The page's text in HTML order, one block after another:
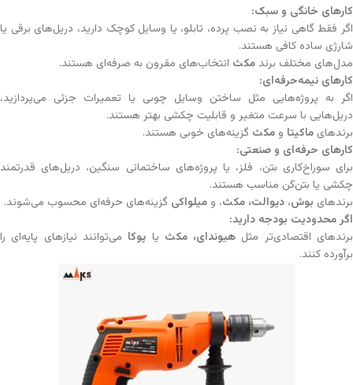
کارهای خانگی و سبک:
اگر فقط گاهی نیاز به نصب پرده، تابلو، یا وسایل کوچک دارید، دریل‌های برقی یا
شارژی ساده کافی هستند.
مدل‌های مختلف برند مکث انتخاب‌های مقرون به صرفه‌ای هستند.
کارهای نیمه‌حرفه‌ای:
اگر به پروژه‌هایی مثل ساختن وسایل چوبی یا تعمیرات جزئی می‌پردازید،
دریل‌هایی با سرعت متغیر و قابلیت چکشی بهتر هستند.
برندهای ماکیتا و مکث گزینه‌های خوبی هستند.
کارهای حرفه‌ای و صنعتی:
برای سوراخ‌کاری بتن، فلز، یا پروژه‌های ساختمانی سنگین، دریل‌های قدرتمند
چکشی یا بتن‌کَن مناسب هستند.
برندهای بوش، دیوالت، مکث، و میلواکی گزینه‌های حرفه‌ای محسوب می‌شوند.
اگر محدودیت بودجه دارید:
برندهای اقتصادی‌تر مثل هیوندای، مکث یا پوکا می‌توانند نیازهای پایه‌ای را
برآورده کنند.